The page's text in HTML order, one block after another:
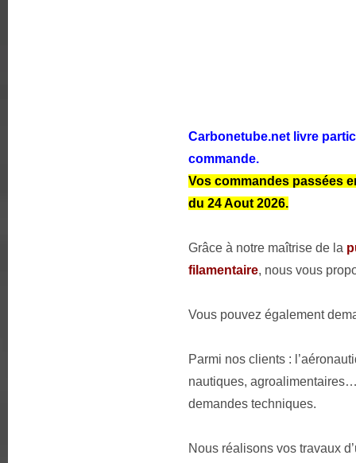
Carbonetube.net livre
commande.
Vos commandes passées
du 24 Aout 2026.
Grâce à notre maîtrise de la
filamentaire, nous vous
Vous pouvez également
Parmi nos clients :
nautiques,
demandes techniques.
Nous réalisons vos travaux